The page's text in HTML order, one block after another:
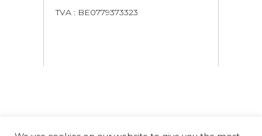
TVA : BE0779373323